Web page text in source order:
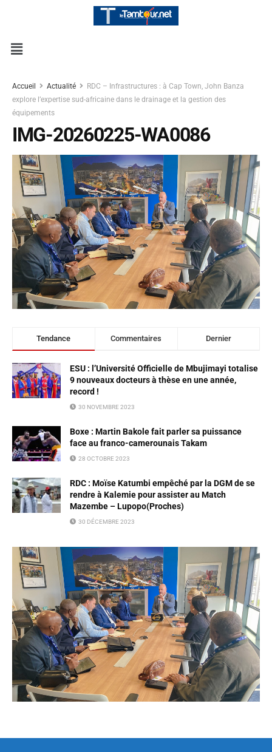
Accueil Actualité
RDC – Infrastructures : à Cap Town, John Banza
explore l’expertise sud-africaine dans le drainage et la gestion des
équipements
IMG-20260225-WA0086
Tendance Commentaires Dernier
ESU : l’Université Officielle de Mbujimayi totalise
9 nouveaux docteurs à thèse en une année,
record !
30 NOVEMBRE 2023
Boxe : Martin Bakole fait parler sa puissance
face au franco-camerounais Takam
28 OCTOBRE 2023
RDC : Moïse Katumbi empêché par la DGM de se
rendre à Kalemie pour assister au Match
Mazembe – Lupopo(Proches)
30 DÉCEMBRE 2023